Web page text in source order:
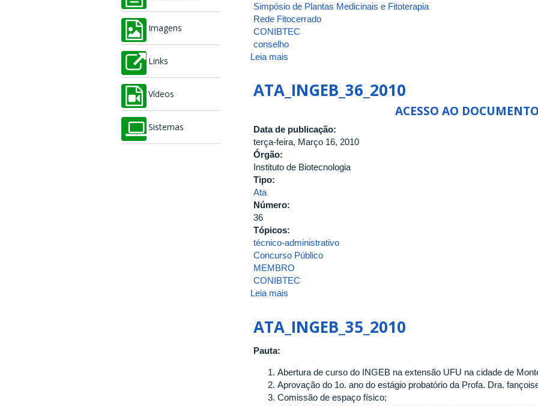
Imagens
Links
Vídeos
Sistemas
Simpósio de Plantas Medicinais e Fitoterapia
Rede Fitocerrado
CONIBTEC
conselho
Leia mais
ATA_INGEB_36_2010
ACESSO AO
Data de publicação:
terça-feira, Março 16, 2010
Órgão:
Instituto de Biotecnologia
Tipo:
Ata
Número:
36
Tópicos:
técnico-administrativo
Concurso Público
MEMBRO
CONIBTEC
Leia mais
ATA_INGEB_35_2010
Pauta:
Abertura de curso do INGEB na extensão UFU na cidade de
Aprovação do 1o. ano do estágio probatório da Profa. Dra.
Comissão de espaço físico;